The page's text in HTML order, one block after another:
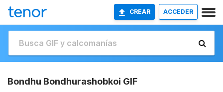
CREAR ACCEDER
Bondhu Bondhurashobkoi GIF